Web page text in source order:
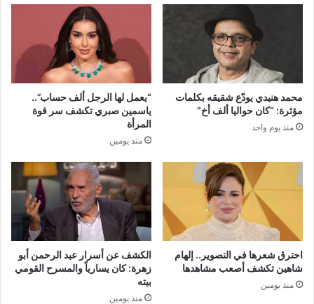
محمد هنيدي يودّع شقيقه بكلمات
مؤثرة: “كان حواليا ألف أخ”
منذ يوم واحد
“يعمل لها الرجل ألف حساب”..
ياسمين صبري تكشف سر قوة
المرأة
منذ يومين
احترق شعرها في التصوير.. إلهام
شاهين تكشف أصعب مشاهدها
منذ يومين
الكشف عن أسرار عبد الرحمن أبو
زهرة: كان يسارياً والمسرح القومي
بيته
منذ يومين